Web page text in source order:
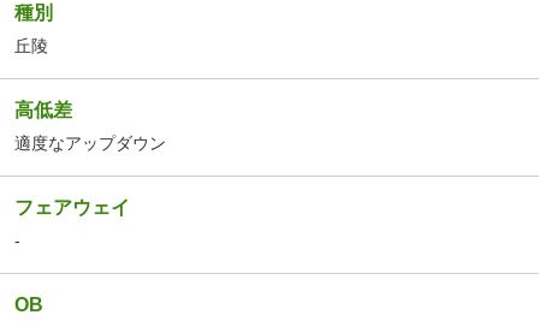
種別
丘陵
高低差
適度なアップダウン
フェアウェイ
-
OB